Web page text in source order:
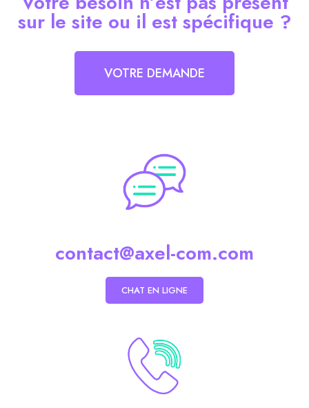
sur le site ou il est spécifique ?
VOTRE DEMANDE
contact@axel-com.com
CHAT EN LIGNE